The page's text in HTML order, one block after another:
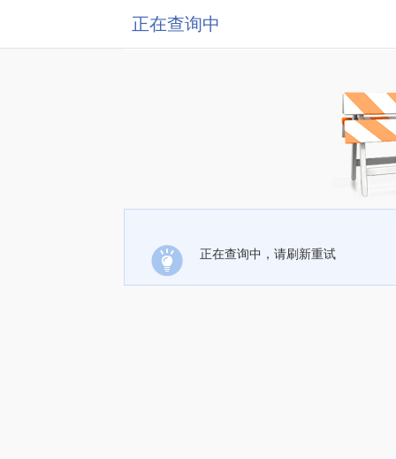
正在查询中
正在查询中，请刷新重试